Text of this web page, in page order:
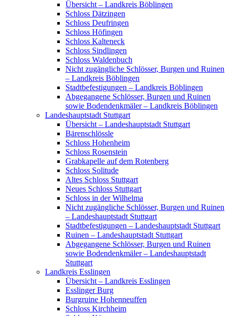
Übersicht – Landkreis Böblingen
Schloss Dätzingen
Schloss Deufringen
Schloss Höfingen
Schloss Kalteneck
Schloss Sindlingen
Schloss Waldenbuch
Nicht zugängliche Schlösser, Burgen und Ruinen
– Landkreis Böblingen
Stadtbefestigungen – Landkreis Böblingen
Abgegangene Schlösser, Burgen und Ruinen
sowie Bodendenkmäler – Landkreis Böblingen
Landeshauptstadt Stuttgart
Übersicht – Landeshauptstadt Stuttgart
Bärenschlössle
Schloss Hohenheim
Schloss Rosenstein
Grabkapelle auf dem Rotenberg
Schloss Solitude
Altes Schloss Stuttgart
Neues Schloss Stuttgart
Schloss in der Wilhelma
Nicht zugängliche Schlösser, Burgen und Ruinen
– Landeshauptstadt Stuttgart
Stadtbefestigungen – Landeshauptstadt Stuttgart
Ruinen – Landeshauptstadt Stuttgart
Abgegangene Schlösser, Burgen und Ruinen
sowie Bodendenkmäler – Landeshauptstadt
Stuttgart
Landkreis Esslingen
Übersicht – Landkreis Esslingen
Esslinger Burg
Burgruine Hohenneuffen
Schloss Kirchheim